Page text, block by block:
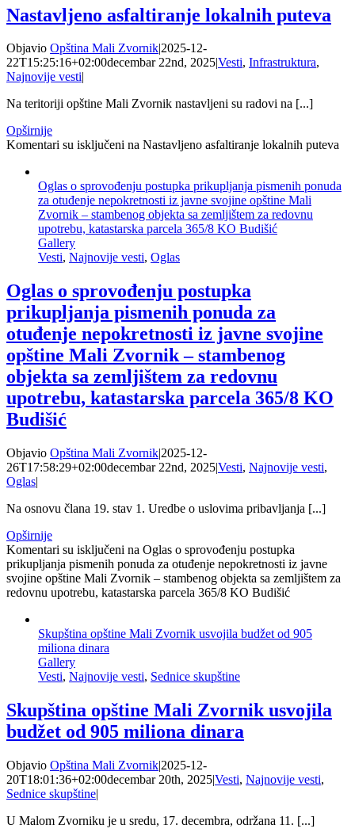
Nastavljeno asfaltiranje lokalnih puteva
Objavio Opština Mali Zvornik|2025-12-
22T15:25:16+02:00decembar 22nd, 2025|Vesti, Infrastruktura,
Najnovije vesti|
Na teritoriji opštine Mali Zvornik nastavljeni su radovi na [...]
Opširnije
Komentari su isključeni na Nastavljeno asfaltiranje lokalnih puteva
Oglas o sprovođenju postupka prikupljanja pismenih ponuda
za otuđenje nepokretnosti iz javne svojine opštine Mali
Zvornik – stambenog objekta sa zemljištem za redovnu
upotrebu, katastarska parcela 365/8 KO Budišić
Gallery
Vesti, Najnovije vesti, Oglas
Oglas o sprovođenju postupka
prikupljanja pismenih ponuda za
otuđenje nepokretnosti iz javne svojine
opštine Mali Zvornik – stambenog
objekta sa zemljištem za redovnu
upotrebu, katastarska parcela 365/8 KO
Budišić
Objavio Opština Mali Zvornik|2025-12-
26T17:58:29+02:00decembar 22nd, 2025|Vesti, Najnovije vesti,
Oglas|
Na osnovu člana 19. stav 1. Uredbe o uslovima pribavljanja [...]
Opširnije
Komentari su isključeni na Oglas o sprovođenju postupka
prikupljanja pismenih ponuda za otuđenje nepokretnosti iz javne
svojine opštine Mali Zvornik – stambenog objekta sa zemljištem za
redovnu upotrebu, katastarska parcela 365/8 KO Budišić
Skupština opštine Mali Zvornik usvojila budžet od 905
miliona dinara
Gallery
Vesti, Najnovije vesti, Sednice skupštine
Skupština opštine Mali Zvornik usvojila
budžet od 905 miliona dinara
Objavio Opština Mali Zvornik|2025-12-
20T18:01:36+02:00decembar 20th, 2025|Vesti, Najnovije vesti,
Sednice skupštine|
U Malom Zvorniku je u sredu, 17. decembra, održana 11. [...]